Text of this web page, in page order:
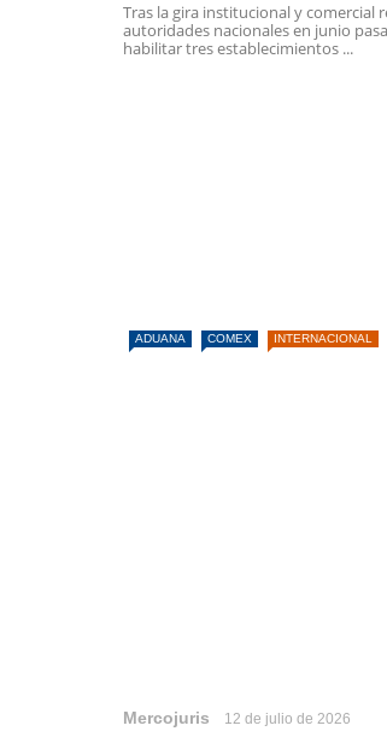
Tras la gira institucional y comercial
autoridades nacionales en junio
habilitar tres establecimientos ...
ADUANA COMEX INTERNACIONAL
Mercojuris 12 de julio de 2026